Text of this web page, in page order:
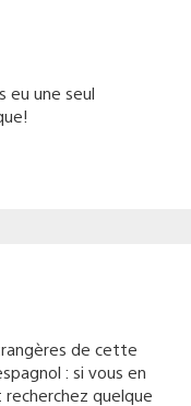
eu une seul
de cette
: si vous en
quelque